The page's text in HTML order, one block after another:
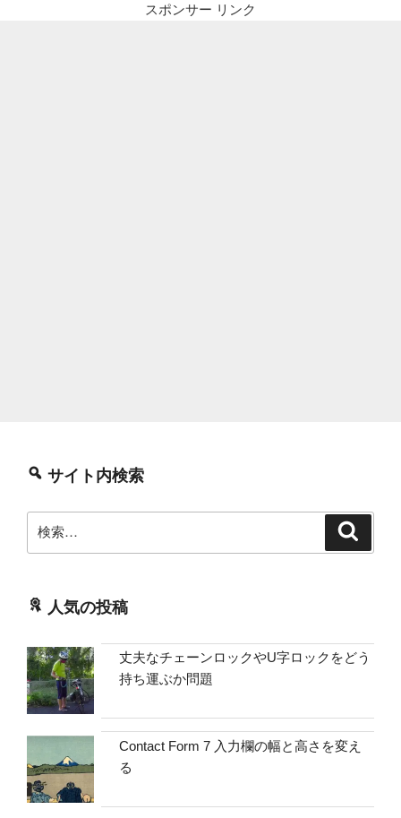
スポンサー リンク
サイト内検索
索:
人気の投稿
丈夫なチェーンロックやU字ロックをどう
持ち運ぶか問題
Contact Form 7 入力欄の幅と高さを変え
る